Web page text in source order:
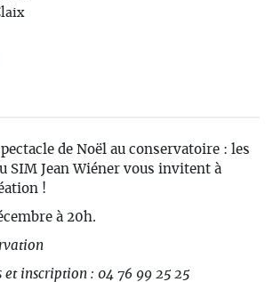
de Noël au conservatoire : les
SIM Jean Wiéner vous invitent à
!
à 20h.
et inscription : 04 76 99 25 25